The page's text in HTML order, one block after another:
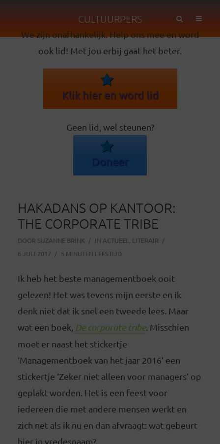
CULTUURPERS
We zijn onafhankelijk. Help ons mee en word
ook lid! Met jou erbij gaat het beter.
Klik hier en word lid
Geen lid, wel steunen?
Doneer
HAKADANS OP KANTOOR:
THE CORPORATE TRIBE
DOOR SUZANNE BRINK IN ACTUEEL , LITERAIR
6 JULI 2017
5 MINUTEN LEESTIJD
Ik heb het beste managementboek ooit
gelezen! Het was tevens mijn eerste en ik
denk niet dat ik snel een tweede lees. Maar
wat een boek, De corporate tribe. Misschien
moet er naast het stickertje
‘Managementboek van het jaar 2016’ een
stickertje ‘Zeker niet alleen voor managers’ op
geplakt worden. Het is een feest voor
iedereen die met andere mensen werkt en
zich net als ik nu en dan afvraagt: wat gebeurt
hier in vredesnaam?